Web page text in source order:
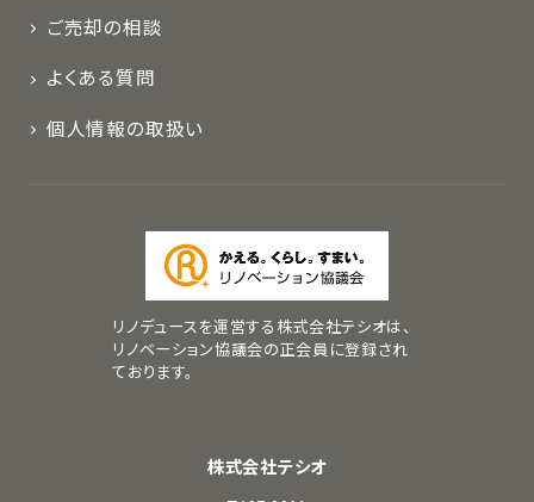
ご売却の相談
よくある質問
個人情報の取扱い
リノデュースを運営する株式会社テシオは、
リノベーション協議会の正会員に登録され
ております。
株式会社テシオ